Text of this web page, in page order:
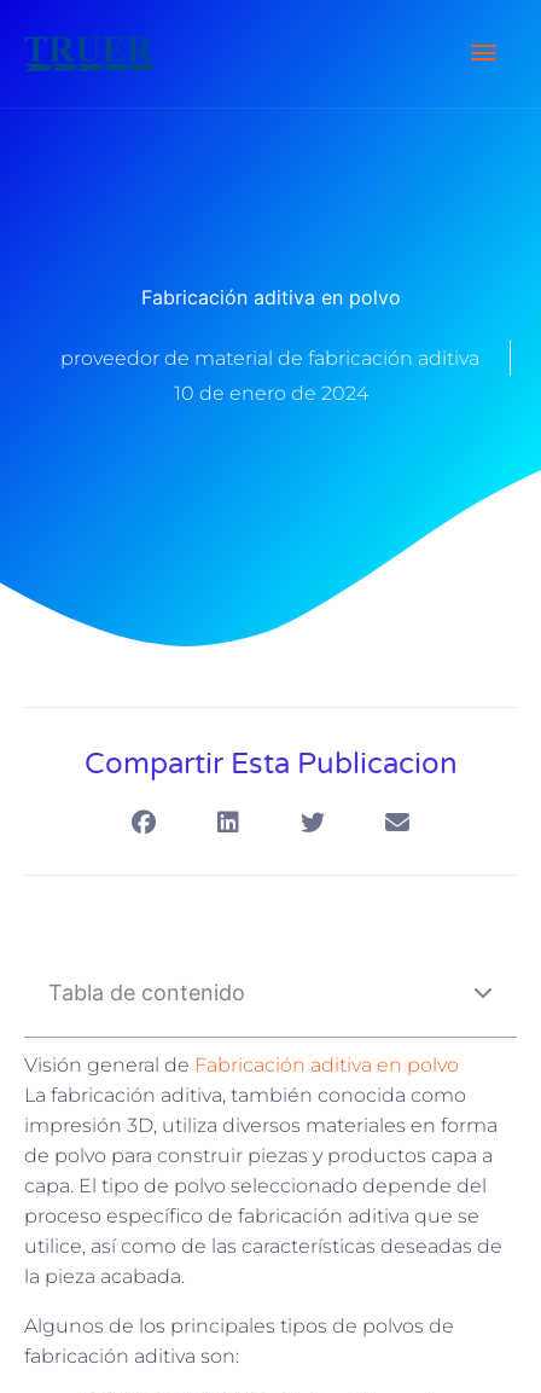
Fabricación aditiva en polvo
proveedor de material de fabricación aditiva
10 de enero de 2024
Compartir Esta Publicacion
Tabla de contenido
Visión general de Fabricación aditiva en polvo
La fabricación aditiva, también conocida como
impresión 3D, utiliza diversos materiales en forma
de polvo para construir piezas y productos capa a
capa. El tipo de polvo seleccionado depende del
proceso específico de fabricación aditiva que se
utilice, así como de las características deseadas de
la pieza acabada.
Algunos de los principales tipos de polvos de
fabricación aditiva son: